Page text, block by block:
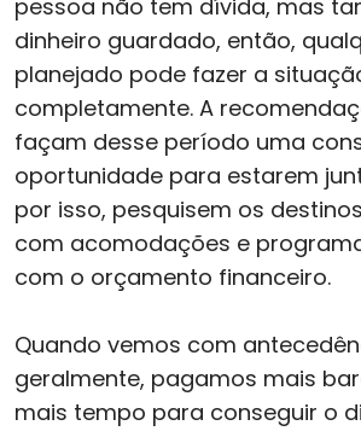
pessoa não tem dívida, mas
dinheiro guardado, então,
planejado pode fazer a
completamente. A
façam desse período uma
oportunidade para estarem
por isso, pesquisem os
com acomodações e
com o orçamento financeiro.
Quando vemos com
geralmente, pagamos mais
mais tempo para conseguir o